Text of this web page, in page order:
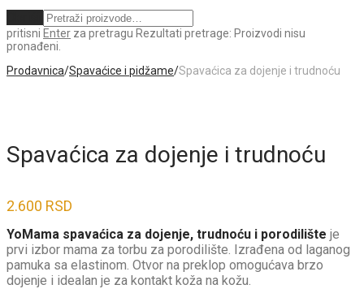
pritisni Enter za pretragu Rezultati pretrage: Proizvodi nisu
pronađeni.
Prodavnica/Spavaćice i pidžame/Spavaćica za dojenje i trudnoću
Spavaćica za dojenje i trudnoću
2.600 RSD
YoMama spavaćica za dojenje, trudnoću i porodilište je
prvi izbor mama za torbu za porodilište. Izrađena od laganog
pamuka sa elastinom. Otvor na preklop omogućava brzo
dojenje i idealan je za kontakt koža na kožu.